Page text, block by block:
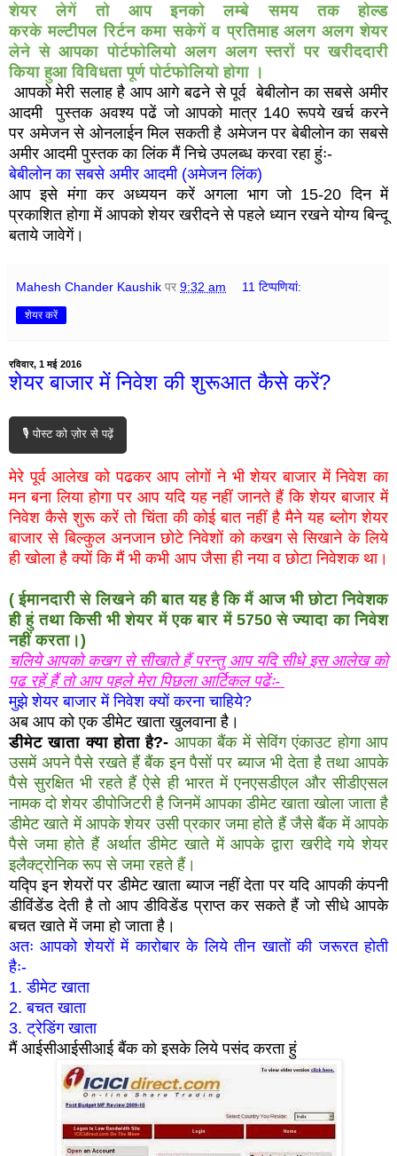
शेयर लेगें तो आप इनको लम्बे समय तक होल्ड
करकेमल्टीपलरिर्टन कमा सकेगें व प्रतिमाह अलग अलग शेयर
लेने से आपका पोर्टफोलियोे अलग अलग स्तरों पर खरीददारी
किया हुआ विविधता पूर्ण पोर्टफोलियो होगा ।
आपको मेरी सलाह है आप आगे बढने से पूर्व बेबीलोन का सबसे अमीर
आदमी पुस्तक अवश्य पढें जो आपको मात्र 140 रूपये खर्च करने
पर अमेजन से ओनलाईन मिल सकती है अमेजन पर बेबीलोन का सबसे
अमीर आदमी पुस्तक का लिंक मैं निचे उपलब्ध करवा रहा हुंः-
बेबीलोन का सबसे अमीर आदमी (अमेजन लिंक)
आप इसे मंगा कर अध्ययन करें अगला भाग जो 15-20 दिन में
प्रकाशित होगा में आपको शेयर खरीदने से पहले ध्यान रखने योग्य बिन्दू
बताये जावेगें।
Mahesh Chander Kaushik पर 9:32 am 11 टिप्‍पणियां:
शेयर करें
रविवार, 1 मई 2016
शेयर बाजार में निवेश की शुरूआत कैसे करें?
🎙️ पोस्ट को ज़ोर से पढ़ें
मेरे पूर्व आलेख को पढकर आप लोगों ने भी शेयर बाजार में निवेश का
मन बना लिया होगा पर आप यदि यह नहीं जानते हैं कि शेयर बाजार में
निवेश कैसे शुरू करें तो चिंता की कोई बात नहीं है मैने यह ब्लोग शेयर
बाजार से बिल्कुल अनजान छोटे निवेशों को कखग से सिखाने के लिये
ही खोला है क्यों कि मैं भी कभी आप जैसा ही नया व छोटा निवेशक था।
( ईमानदारी से लिखने की बात यह है कि मैं आज भी छोटा निवेशक
ही हुं तथा किसी भी शेयर में एक बार में 5750 से ज्यादा का निवेश
नहीं करता।)
चलिये आपको कखग से सीखाते हैं परन्तु आप यदि सीधे इस आलेख को
पढ रहें हैं तो आप पहले मेरा पिछला आर्टिकल पढेंः-
मुझे शेयर बाजार में निवेश क्यों करना चाहिये?
अब आप को एक डीमेट खाता खुलवाना है।
डीमेट खाता क्या होता है?- आपका बैंक में सेविंग एंकाउट होगा आप
उसमें अपने पैसे रखते हैं बैंक इन पैसों पर ब्याज भी देता है तथा आपके
पैसे सुरक्षित भी रहते हैं ऐसे ही भारत में एनएसडीएल और सीडीएसल
नामक दो शेयर डीपोजिटरी है जिनमें आपका डीमेट खाता खोला जाता है
डीमेट खाते में आपके शेयर उसी प्रकार जमा होते हैं जैसे बैंक में आपके
पैसे जमा होते हैं अर्थात डीमेट खाते में आपके द्वारा खरीदे गये शेयर
इलैक्ट्रोनिक रूप से जमा रहते हैं।
यद्पि इन शेयरों पर डीमेट खाता ब्याज नहीं देता पर यदि आपकी कंपनी
डीविंडेंड देती है तो आप डीविडेंड प्राप्त कर सकते हैं जो सीधे आपके
बचत खाते में जमा हो जाता है।
अतः आपको शेयरों में कारोबार के लिये तीन खातों की जरूरत होती
हैः-
1. डीमेट खाता
2. बचत खाता
3. ट्रेडिंग खाता
मैं आईसीआईसीआई बैंक को इसके लिये पसंद करता हुं